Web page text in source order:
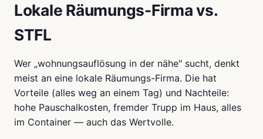
Lokale Räumungs-Firma vs.
STFL
Wer „wohnungsauflösung in der nähe" sucht, denkt
meist an eine lokale Räumungs-Firma. Die hat
Vorteile (alles weg an einem Tag) und Nachteile:
hohe Pauschalkosten, fremder Trupp im Haus, alles
im Container — auch das Wertvolle.